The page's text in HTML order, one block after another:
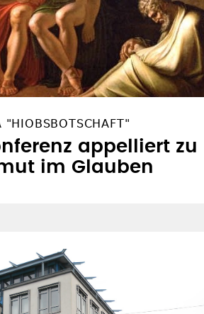
"HIOBSBOTSCHAFT"
appelliert zu
im Glauben